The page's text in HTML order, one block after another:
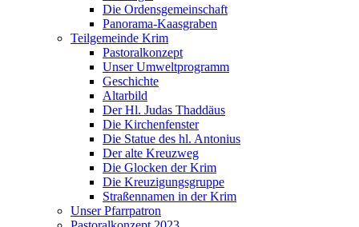
Die Ordensgemeinschaft
Panorama-Kaasgraben
Teilgemeinde Krim
Pastoralkonzept
Unser Umweltprogramm
Geschichte
Altarbild
Der Hl. Judas Thaddäus
Die Kirchenfenster
Die Statue des hl. Antonius
Der alte Kreuzweg
Die Glocken der Krim
Die Kreuzigungsgruppe
Straßennamen in der Krim
Unser Pfarrpatron